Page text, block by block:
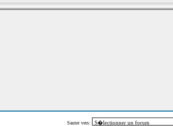
Sauter vers: